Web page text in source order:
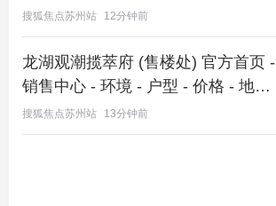
型 - 价格 - 地址 - 楼盘详情 - 配套 -
电话 - 交房时间 - 配套 - 电话 - 交房
时间
搜狐焦点苏州站 12分钟前
龙湖观潮揽萃府 (售楼处) 官方首页 -
销售中心 - 环境 - 户型 - 价格 - 地址
- 观潮揽萃府楼盘详情 - 配套 - 电话 -
交房时间 - 配套 - 电话 - 交房时间
搜狐焦点苏州站 13分钟前